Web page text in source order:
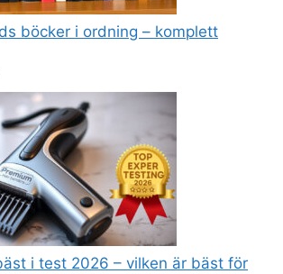
böcker i ordning – komplett
i test 2026 – vilken är bäst för